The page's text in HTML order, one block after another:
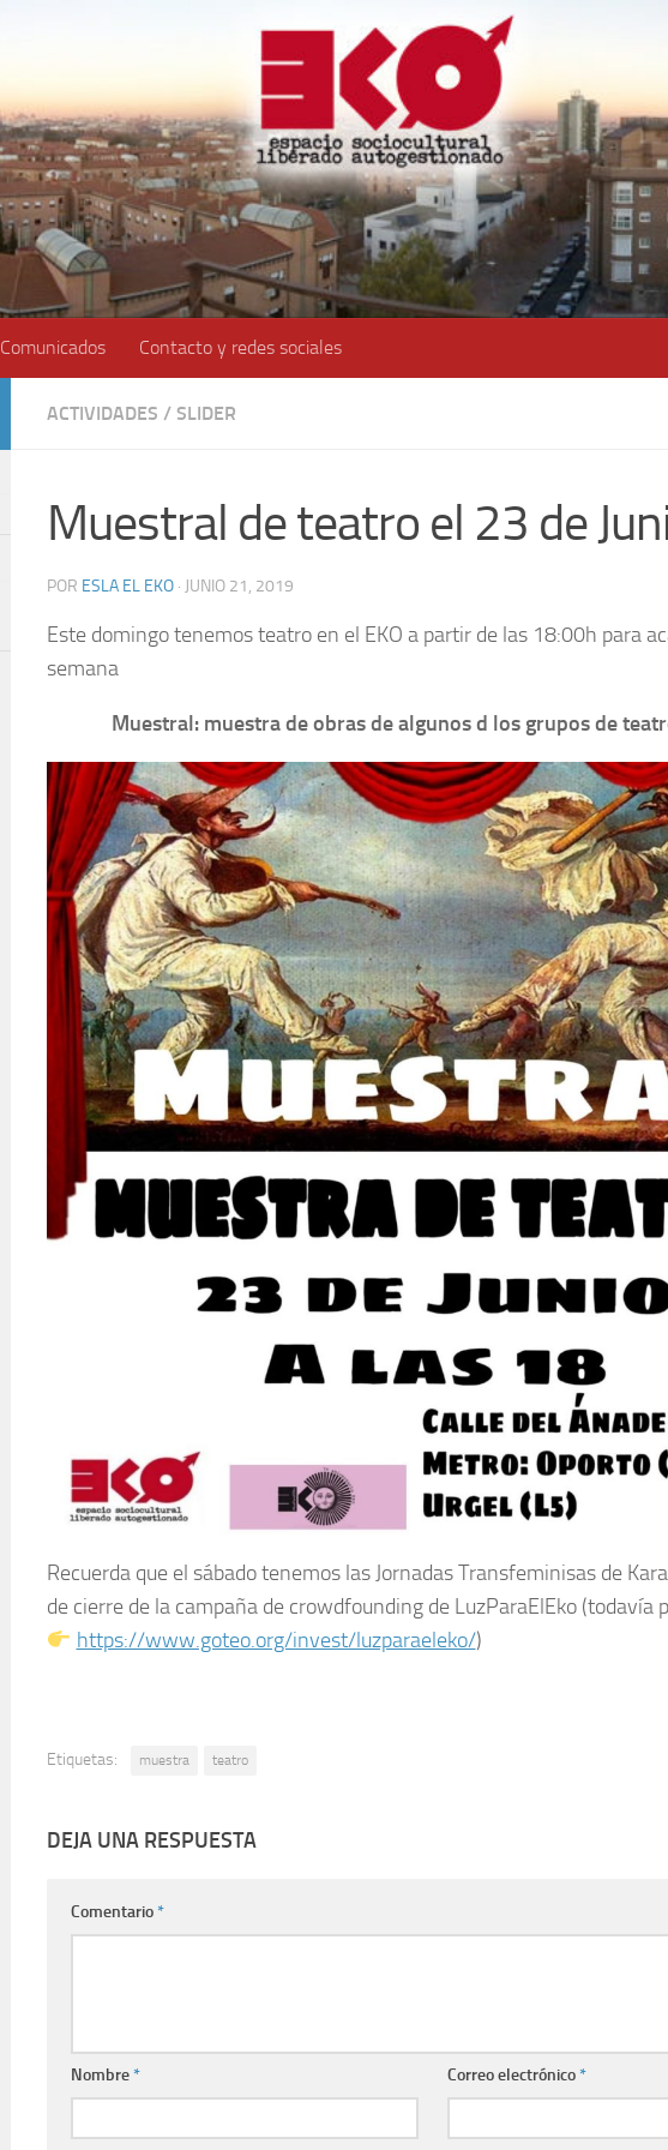
Comunicados Contacto y redes sociales
ACTIVIDADES / SLIDER
Muestral de teatro el 23 de
POR ESLA EL EKO · JUNIO 21, 2019
Este domingo tenemos teatro en el EKO a partir de las 18:00h para
semana
Muestral: muestra de obras de algunos d los grupos de
Recuerda que el sábado tenemos las Jornadas Transfeminisas de
de cierre de la campaña de crowdfounding de LuzParaElEko (todavía
https://www.goteo.org/invest/luzparaeleko/)
Etiquetas: muestra teatro
DEJA UNA RESPUESTA
Comentario*
Nombre* Correo electrónico*